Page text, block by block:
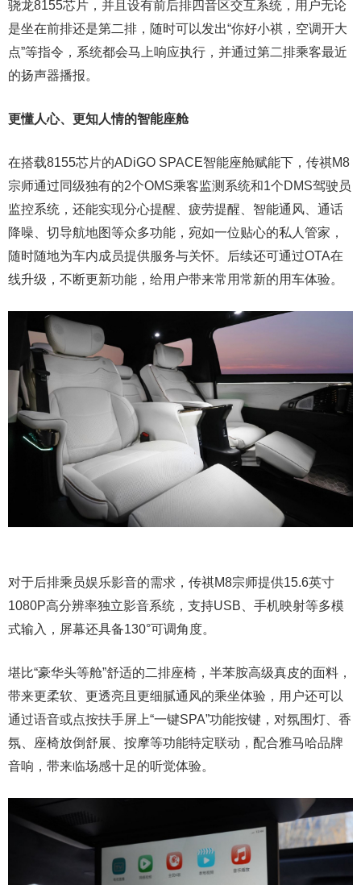
骁龙8155芯片，并且设有前后排四音区交互系统，用户无论
是坐在前排还是第二排，随时可以发出“你好小祺，空调开大
点”等指令，系统都会马上响应执行，并通过第二排乘客最近
的扬声器播报。
更懂人心、更知人情的智能座舱
在搭载8155芯片的ADiGO SPACE智能座舱赋能下，传祺M8
宗师通过同级独有的2个OMS乘客监测系统和1个DMS驾驶员
监控系统，还能实现分心提醒、疲劳提醒、智能通风、通话
降噪、切导航地图等众多功能，宛如一位贴心的私人管家，
随时随地为车内成员提供服务与关怀。后续还可通过OTA在
线升级，不断更新功能，给用户带来常用常新的用车体验。
对于后排乘员娱乐影音的需求，传祺M8宗师提供15.6英寸
1080P高分辨率独立影音系统，支持USB、手机映射等多模
式输入，屏幕还具备130°可调角度。
堪比“豪华头等舱”舒适的二排座椅，半苯胺高级真皮的面料，
带来更柔软、更透亮且更细腻通风的乘坐体验，用户还可以
通过语音或点按扶手屏上“一键SPA”功能按键，对氛围灯、香
氛、座椅放倒舒展、按摩等功能特定联动，配合雅马哈品牌
音响，带来临场感十足的听觉体验。